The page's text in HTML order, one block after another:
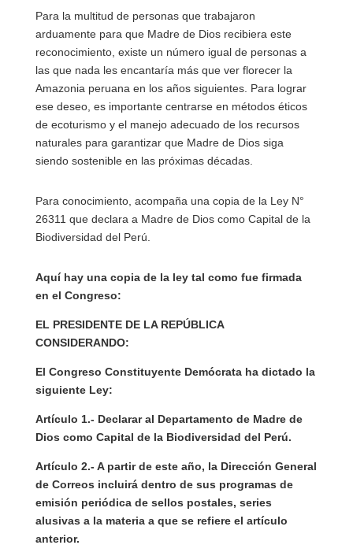
Para la multitud de personas que trabajaron
arduamente para que Madre de Dios recibiera este
reconocimiento, existe un número igual de personas a
las que nada les encantaría más que ver florecer la
Amazonia peruana en los años siguientes. Para lograr
ese deseo, es importante centrarse en métodos éticos
de ecoturismo y el manejo adecuado de los recursos
naturales para garantizar que Madre de Dios siga
siendo sostenible en las próximas décadas.
Para conocimiento, acompaña una copia de la Ley N°
26311 que declara a Madre de Dios como Capital de la
Biodiversidad del Perú.
Aquí hay una copia de la ley tal como fue firmada
en el Congreso:
EL PRESIDENTE DE LA REPÚBLICA
CONSIDERANDO:
El Congreso Constituyente Demócrata ha dictado la
siguiente Ley:
Artículo 1.- Declarar al Departamento de Madre de
Dios como Capital de la Biodiversidad del Perú.
Artículo 2.- A partir de este año, la Dirección General
de Correos incluirá dentro de sus programas de
emisión periódica de sellos postales, series
alusivas a la materia a que se refiere el artículo
anterior.